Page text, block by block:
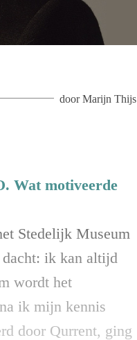
doorMarijn Thijs
Wat motiveerde
Stedelijk Museum
ik kan altijd
wordt het
ik mijn kennis
door Qurrent, ging